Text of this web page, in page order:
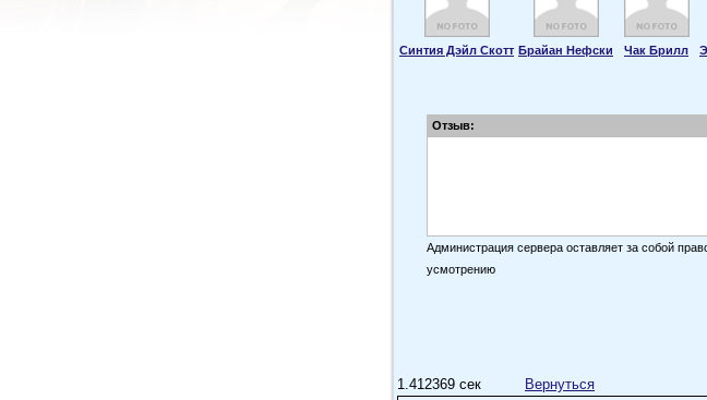
Синтия Дэйл Скотт Брайан Нефски Чак Брилл
Отзыв:
Администрация сервера оставляет за собой
усмотрению
1.412369 сек
Вернуться